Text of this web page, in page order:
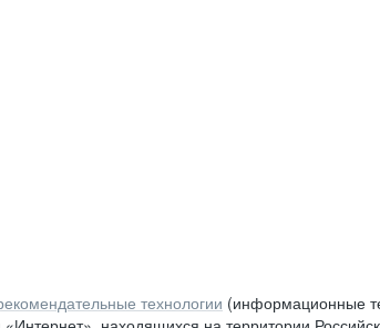
технологии (информационные